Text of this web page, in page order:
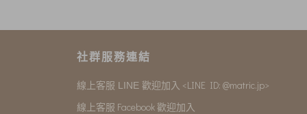
社群服務連結
線上客服 LINE 歡迎加入 <LINE ID: @matric.jp>
線上客服 Facebook 歡迎加入